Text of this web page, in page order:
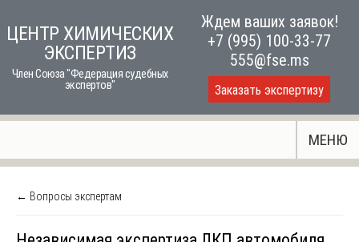
toЦЕНТР ХИМИЧЕСКИХ
ЭКСПЕРТИЗ
Член Союза "Федерация судебных
экспертов"
Ждем ваших заявок!
+7 (995) 100-33-77
555@fse.ms
Заказать экспертизу
МЕНЮ
← Вопросы экспертам